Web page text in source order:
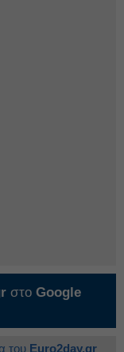
στο Google
του Euro2day.gr